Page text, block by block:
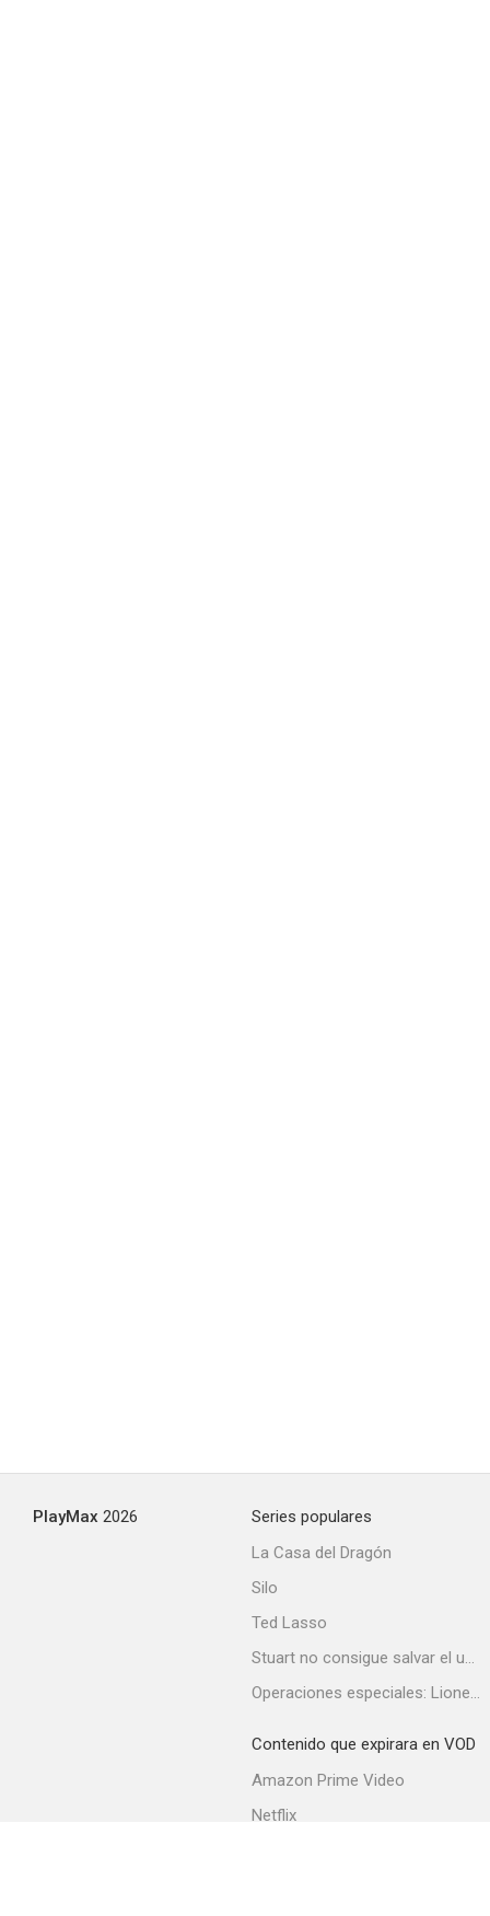
PlayMax 2026
Series populares
La Casa del Dragón
Silo
Ted Lasso
Stuart no consigue salvar el universo
Operaciones especiales: Lioness
Contenido que expirara en VOD
Amazon Prime Video
Netflix